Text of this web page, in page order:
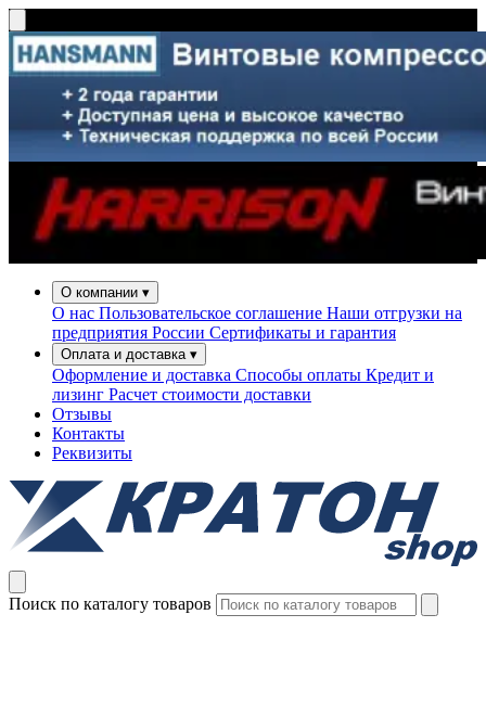
О компании ▾
О нас Пользовательское соглашение Наши отгрузки на
предприятия России Сертификаты и гарантия
Оплата и доставка ▾
Оформление и доставка Способы оплаты Кредит и
лизинг Расчет стоимости доставки
Отзывы
Контакты
Реквизиты
Поиск по каталогу товаров